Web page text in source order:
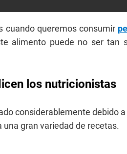
cuando queremos consumir
alimento puede no ser tan
los nutricionistas
considerablemente debido
gran variedad de recetas.